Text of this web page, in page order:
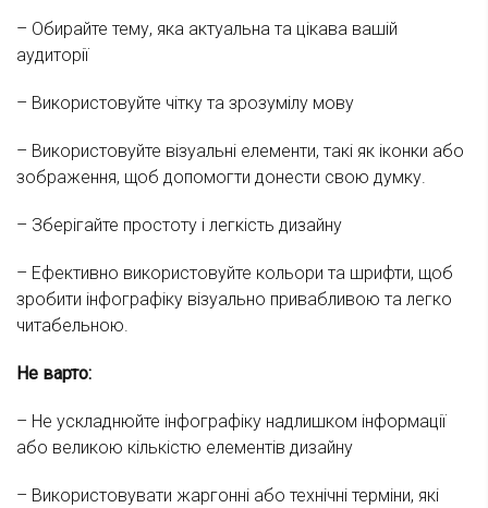
– Обирайте тему, яка актуальна та цікава вашій
аудиторії
– Використовуйте чітку та зрозумілу мову
– Використовуйте візуальні елементи, такі як іконки або
зображення, щоб допомогти донести свою думку.
– Зберігайте простоту і легкість дизайну
– Ефективно використовуйте кольори та шрифти, щоб
зробити інфографіку візуально привабливою та легко
читабельною.
Не варто:
– Не ускладнюйте інфографіку надлишком інформації
або великою кількістю елементів дизайну
– Використовувати жаргонні або технічні терміни, які